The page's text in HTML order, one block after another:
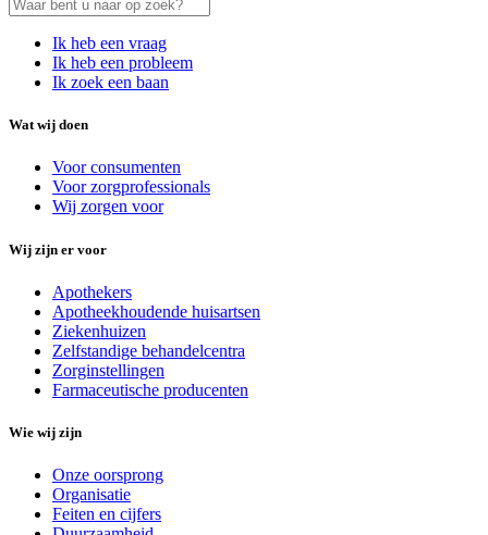
Ik heb een vraag
Ik heb een probleem
Ik zoek een baan
Wat wij doen
Voor consumenten
Voor zorgprofessionals
Wij zorgen voor
Wij zijn er voor
Apothekers
Apotheekhoudende huisartsen
Ziekenhuizen
Zelfstandige behandelcentra
Zorginstellingen
Farmaceutische producenten
Wie wij zijn
Onze oorsprong
Organisatie
Feiten en cijfers